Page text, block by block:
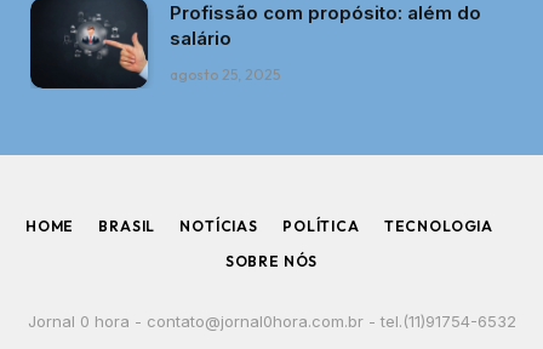
Profissão com propósito: além do
salário
agosto 25, 2025
HOME BRASIL NOTÍCIAS POLÍTICA
TECNOLOGIA
SOBRE NÓS
Jornal 0 hora - contato@jornal0hora.com.br- tel.(11)91754-6532